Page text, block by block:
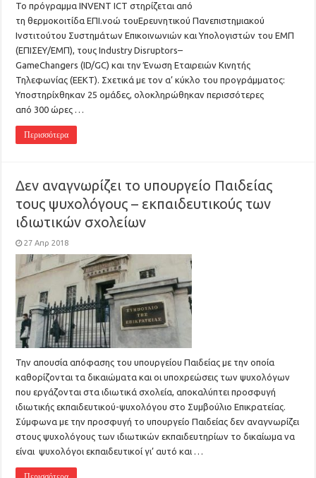
To πρόγραμμα INVENT ICT στηρίζεται από
τη θερμοκοιτίδα ΕΠΙ.νοώ τουΕρευνητικού Πανεπιστημιακού
Ινστιτούτου Συστημάτων Επικοινωνιών και Υπολογιστών του ΕΜΠ
(ΕΠΙΣΕΥ/ΕΜΠ), τους Industry Disruptors–
GameChangers (ID/GC) και την Ένωση Εταιρειών Κινητής
Τηλεφωνίας (ΕΕΚΤ). Σχετικά με τον α’ κύκλο του προγράμματος:
Υποστηρίχθηκαν 25 ομάδες, ολοκληρώθηκαν περισσότερες
από 300 ώρες …
Περισσότερα
Δεν αναγνωρίζει το υπουργείο Παιδείας
τους ψυχολόγους – εκπαιδευτικούς των
ιδιωτικών σχολείων
27 Απρ 2018
Την απουσία απόφασης του υπουργείου Παιδείας με την οποία
καθορίζονται τα δικαιώματα και οι υποχρεώσεις των ψυχολόγων
που εργάζονται στα ιδιωτικά σχολεία, αποκαλύπτει προσφυγή
ιδιωτικής εκπαιδευτικού-ψυχολόγου στο Συμβούλιο Επικρατείας.
Σύμφωνα με την προσφυγή το υπουργείο Παιδείας δεν αναγνωρίζει
στους ψυχολόγους των ιδιωτικών εκπαιδευτηρίων το δικαίωμα να
είναι ψυχολόγοι εκπαιδευτικοί γι’ αυτό και …